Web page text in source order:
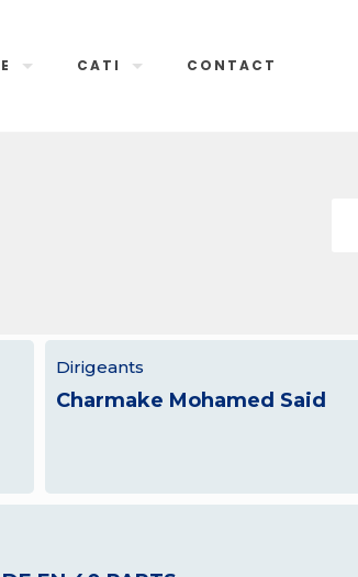
CATI CONTACT
Dirigeants
Charmake Mohamed Said